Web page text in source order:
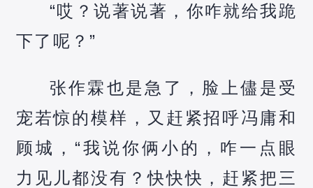
“哎？说著说著，你咋就给我跪
下了呢？”
张作霖也是急了，脸上儘是受
宠若惊的模样，又赶紧招呼冯庸和
顾城，“我说你俩小的，咋一点眼
力见儿都没有？快快快，赶紧把三